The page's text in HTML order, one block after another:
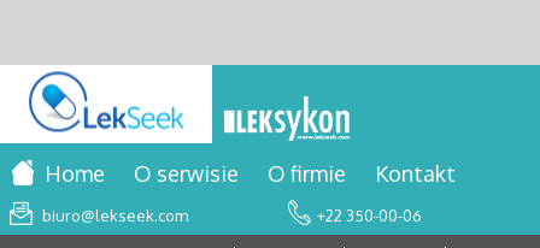
Home O serwisie O firmie Kontakt
biuro@lekseek.com +22 350-00-06